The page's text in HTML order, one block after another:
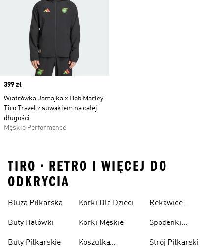
Price
399 zł
Wiatrówka Jamajka x Bob Marley
Tiro Travel z suwakiem na całej
długości
Męskie Performance
TIRO • RETRO I WIĘCEJ DO
ODKRYCIA
Bluza Piłkarska
Buty Halówki
Buty Piłkarskie
Korki Dla Dzieci
Korki Męskie
Koszulka
Rekawice
Spodenki
Strój Piłkarski